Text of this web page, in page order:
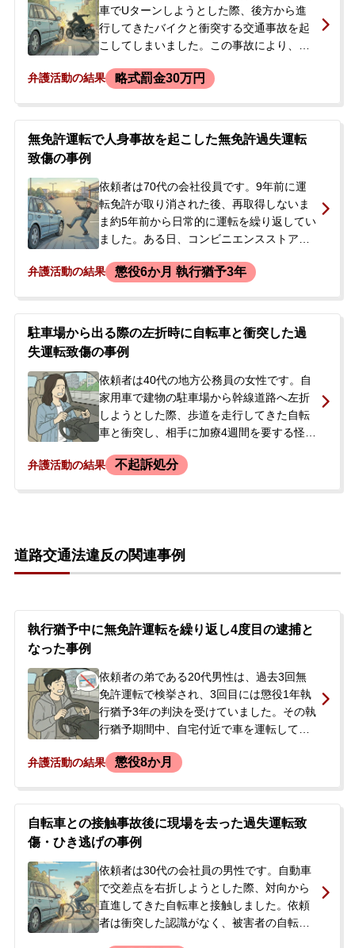
いて相談に来られました。
車でUターンしようとした際、後方から進
行してきたバイクと衝突する交通事故を起
こしてしまいました。この事故により、バ
大腿骨骨折の重傷を負いました。依頼者は
害者が治療を継続している中、検察庁から
呼び出しを受けたため、今後の刑事処分、
れ、当事務所へ相談に来られました。
弁護活動の結果 略式罰金30万円
無免許運転で人身事故を起こした無免許過失運転
致傷の事例
依頼者は70代の会社役員です。9年前に運
転免許が取り消された後、再取得しないま
ま約5年前から日常的に運転を繰り返してい
ました。ある日、コンビニエンスストアの
クミラーを接触させ、全治5日の打撲を負わ
保険会社を通じて示談が成立していまし
た。その後、本件は無免許過失運転致傷罪
で在宅起訴され、裁判所から弁護人選任を
促す通知が届いたため、当事務所へ相談に
来られました。
弁護活動の結果 懲役6か月 執行猶予3年
駐車場から出る際の左折時に自転車と衝突した過
失運転致傷の事例
依頼者は40代の地方公務員の女性です。自
家用車で建物の駐車場から幹線道路へ左折
しようとした際、歩道を走行してきた自転
車と衝突し、相手に加療4週間を要する怪我
呼び出しを受けて調書を取られ、さらに検
前科がつくことや職場への影響を強く懸念
し、この段階からでもできることはないか
弁護活動の結果 不起訴処分
道路交通法違反の関連事例
執行猶予中に無免許運転を繰り返し4度目の逮捕と
なった事例
依頼者の弟である20代男性は、過去3回無
免許運転で検挙され、3回目には懲役1年執
行猶予3年の判決を受けていました。その執
行猶予期間中、自宅付近で車を運転してい
の容疑で現行犯逮捕されました。逮捕後は
いずれも認められませんでした。本人の体
調不良なども懸念した家族から、まずは接
見に行ってほしいと弊所に相談がありまし
た。
弁護活動の結果 懲役8か月
自転車との接触事故後に現場を去った過失運転致
傷・ひき逃げの事例
依頼者は30代の会社員の男性です。自動車
で交差点を右折しようとした際、対向から
直進してきた自転車と接触しました。依頼
者は衝突した認識がなく、被害者の自転車